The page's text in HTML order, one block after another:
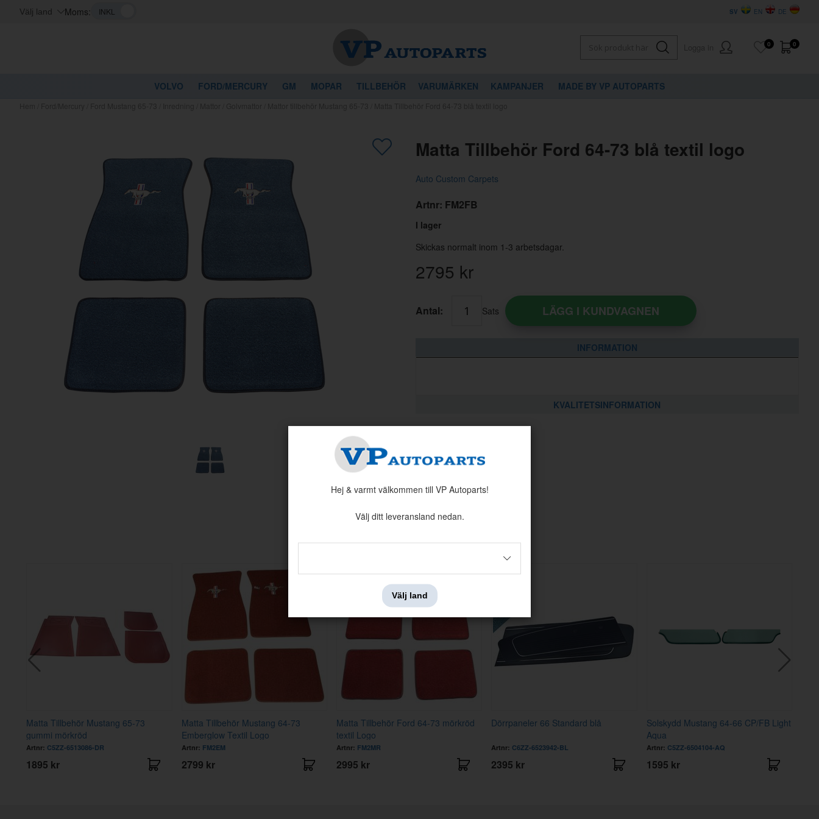
Välj land Moms: DE
EN
SV
0
0
VOLVO FORD/MERCURY GM MOPAR TILLBEHÖR VARUMÄRKEN KAMPANJER MADE BY VP AUTOPARTS
Kanske någon av dessa produkter kan intressera dig?Matta Tillbehör Ford 64-73 blå textil logo
Auto Custom Carpets
Artnr: FM2FB
I lager
Skickas normalt inom 1-3 arbetsdagar.
2795 kr
Antal: Sats LÄGG I KUNDVAGNEN
INFORMATION
KVALITETSINFORMATION
Matta Tillbehör Mustang 65-73
gummi mörkröd
Artnr: C5ZZ-6513086-DR
1895 kr
Matta Tillbehör Mustang 64-73
Emberglow Textil Logo
Artnr: FM2EM
2799 kr
Matta Tillbehör Ford 64-73 mörkröd
textil Logo
Artnr: FM2MR
2995 kr
Dörrpaneler 66 Standard blå
Artnr: C6ZZ-6523942-BL
2395 kr
Solskydd Mustang 64-66 CP/FB Light
Aqua
Artnr: C5ZZ-6504104-AQ
1595 kr
Hej & varmt välkommen till VP Autoparts!
Välj ditt leveransland nedan.
Välj land